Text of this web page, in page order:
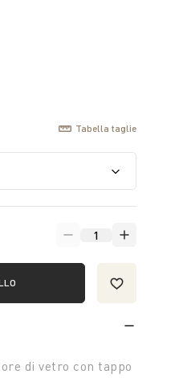
Tabella taglie
di vetro con tappo